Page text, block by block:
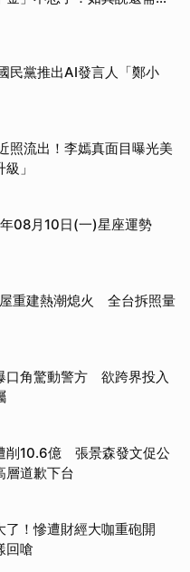
民黨推出AI發言人「鄭小
照流出！李嫣真面目曝光美
」
08月10日(一)星座運勢
重建熱潮熄火 全台拆照量
口角驚動警方 欲跨界投入
削10.6億 張景森發文促公
層道歉下台
了！慘遭財經大咖重砲開
回嗆